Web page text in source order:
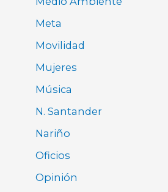
Meta
Movilidad
Mujeres
Música
N. Santander
Nariño
Oficios
Opinión